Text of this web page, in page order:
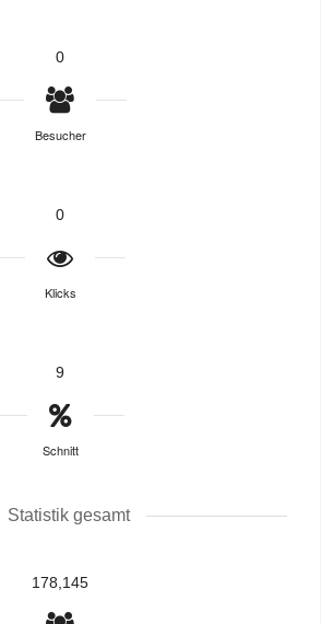
0
Besucher
0
Klicks
9
Schnitt
Statistik gesamt
178,145